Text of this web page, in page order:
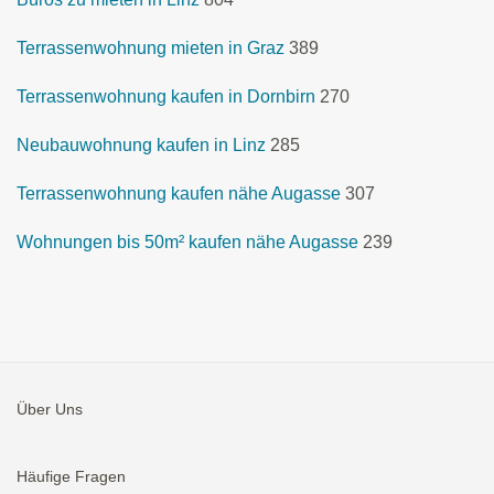
Terrassenwohnung mieten in Graz 389
Terrassenwohnung kaufen in Dornbirn 270
Neubauwohnung kaufen in Linz 285
Terrassenwohnung kaufen nähe Augasse 307
Wohnungen bis 50m² kaufen nähe Augasse 239
Über Uns
Häufige Fragen